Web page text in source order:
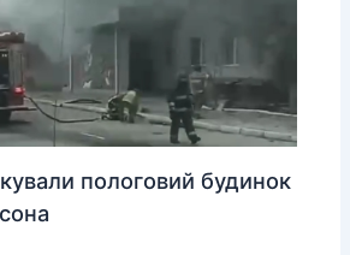
пологовий будинок